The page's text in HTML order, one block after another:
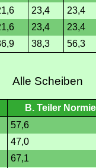
23,4 23,4
23,4 23,4
38,3 56,3
Alle Scheiben
B. Teiler
57,6
47,0
67,1